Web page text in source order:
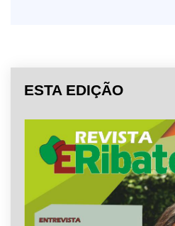
ESTA EDIÇÃO